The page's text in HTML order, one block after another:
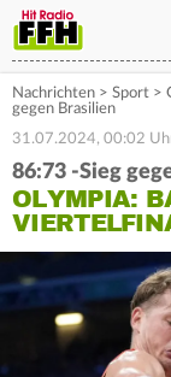
Nachrichten > Sport >
gegen Brasilien
31.07.2024, 00:02
86:73 -Sieg
OLYMPIA: